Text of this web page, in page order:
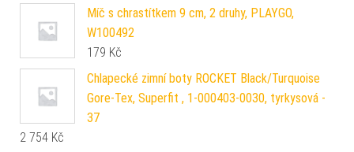
Míč s chrastítkem 9 cm, 2 druhy, PLAYGO,
W100492
179 Kč
Chlapecké zimní boty ROCKET Black/Turquoise
Gore-Tex, Superfit , 1-000403-0030, tyrkysová -
37
2 754 Kč